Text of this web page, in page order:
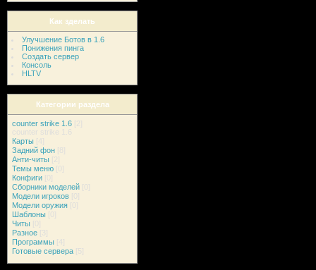
Как зделать
Улучшение Ботов в 1.6
Понижения пинга
Создать сервер
Консоль
HLTV
Категории раздела
counter strike 1.6 [2]
counter strike 1.6
Карты [4]
Задний фон [8]
Анти-читы [2]
Темы меню [0]
Конфиги [0]
Сборники моделей [0]
Модели игроков [0]
Модели оружия [0]
Шаблоны [0]
Читы [0]
Разное [3]
Программы [4]
Готовые сервера [5]